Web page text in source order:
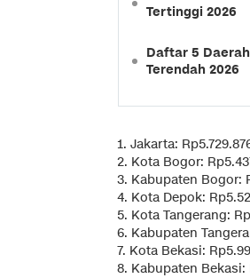
Tertinggi 2026
Daftar 5
Terendah 2026
1. Jakarta:
2. Kota Bogor:
3. Kabupaten Bogor:
4. Kota Depok:
5. Kota Tangerang:
6. Kabupaten
7. Kota Bekasi:
8. Kabupaten Bekasi: